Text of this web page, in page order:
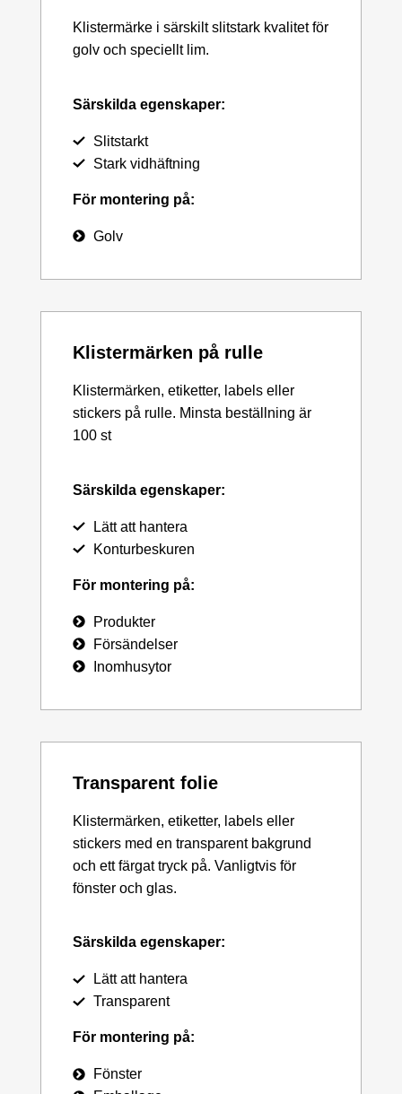
Klistermärke i särskilt slitstark kvalitet för
golv och speciellt lim.
Särskilda egenskaper:
Slitstarkt
Stark vidhäftning
För montering på:
Golv
Klistermärken på rulle
Klistermärken, etiketter, labels eller
stickers på rulle. Minsta beställning är
100 st
Särskilda egenskaper:
Lätt att hantera
Konturbeskuren
För montering på:
Produkter
Försändelser
Inomhusytor
Transparent folie
Klistermärken, etiketter, labels eller
stickers med en transparent bakgrund
och ett färgat tryck på. Vanligtvis för
fönster och glas.
Särskilda egenskaper:
Lätt att hantera
Transparent
För montering på:
Fönster